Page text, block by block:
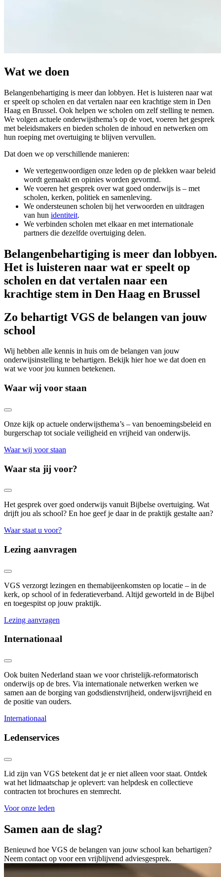
Wat we doen
Belangenbehartiging is meer dan lobbyen. Het is luisteren naar wat
er speelt op scholen en dat vertalen naar een krachtige stem in Den
Haag en Brussel. Ook helpen we scholen om zelf stelling te nemen.
We volgen actuele onderwijsthema’s op de voet, voeren het gesprek
met beleidsmakers en bieden scholen de inhoud en netwerken om
hun roeping met overtuiging te blijven vervullen.
Dat doen we op verschillende manieren:
We vertegenwoordigen onze leden op de plekken waar beleid
wordt gemaakt en opinies worden gevormd.
We voeren het gesprek over wat goed onderwijs is – met
scholen, kerken, politiek en samenleving.
We ondersteunen scholen bij het verwoorden en uitdragen
van hun identiteit.
We verbinden scholen met elkaar en met internationale
partners die dezelfde overtuiging delen.
Belangenbehartiging is meer dan lobbyen.
Het is luisteren naar wat er speelt op
scholen en dat vertalen naar een
krachtige stem in Den Haag en Brussel
Zo behartigt VGS de belangen van jouw
school
Wij hebben alle kennis in huis om de belangen van jouw
onderwijsinstelling te behartigen. Bekijk hier hoe we dat doen en
wat we voor jou kunnen betekenen.
Waar wij voor staan
Onze kijk op actuele onderwijsthema’s – van benoemingsbeleid en
burgerschap tot sociale veiligheid en vrijheid van onderwijs.
Waar wij voor staan
Waar sta jij voor?
Het gesprek over goed onderwijs vanuit Bijbelse overtuiging. Wat
drijft jou als school? En hoe geef je daar in de praktijk gestalte aan?
Waar staat u voor?
Lezing aanvragen
VGS verzorgt lezingen en themabijeenkomsten op locatie – in de
kerk, op school of in federatieverband. Altijd geworteld in de Bijbel
en toegespitst op jouw praktijk.
Lezing aanvragen
Internationaal
Ook buiten Nederland staan we voor christelijk-reformatorisch
onderwijs op de bres. Via internationale netwerken werken we
samen aan de borging van godsdienstvrijheid, onderwijsvrijheid en
de positie van ouders.
Internationaal
Ledenservices
Lid zijn van VGS betekent dat je er niet alleen voor staat. Ontdek
wat het lidmaatschap je oplevert: van helpdesk en collectieve
contracten tot brochures en stemrecht.
Voor onze leden
Samen aan de slag?
Benieuwd hoe VGS de belangen van jouw school kan behartigen?
Neem contact op voor een vrijblijvend adviesgesprek.